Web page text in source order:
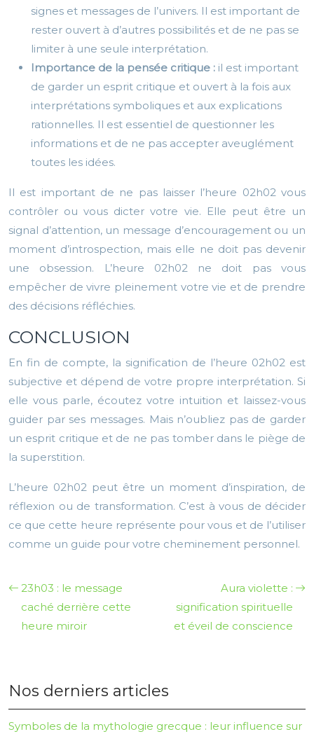
signes et messages de l’univers. Il est important de
rester ouvert à d’autres possibilités et de ne pas se
limiter à une seule interprétation.
Importance de la pensée critique : il est important
de garder un esprit critique et ouvert à la fois aux
interprétations symboliques et aux explications
rationnelles. Il est essentiel de questionner les
informations et de ne pas accepter aveuglément
toutes les idées.
Il est important de ne pas laisser l’heure 02h02 vous
contrôler ou vous dicter votre vie. Elle peut être un
signal d’attention, un message d’encouragement ou un
moment d’introspection, mais elle ne doit pas devenir
une obsession. L’heure 02h02 ne doit pas vous
empêcher de vivre pleinement votre vie et de prendre
des décisions réfléchies.
CONCLUSION
En fin de compte, la signification de l’heure 02h02 est
subjective et dépend de votre propre interprétation. Si
elle vous parle, écoutez votre intuition et laissez-vous
guider par ses messages. Mais n’oubliez pas de garder
un esprit critique et de ne pas tomber dans le piège de
la superstition.
L’heure 02h02 peut être un moment d’inspiration, de
réflexion ou de transformation. C’est à vous de décider
ce que cette heure représente pour vous et de l’utiliser
comme un guide pour votre cheminement personnel.
23h03 : le message
caché derrière cette
heure miroir
Aura violette :
signification spirituelle
et éveil de conscience
Nos derniers articles
Symboles de la mythologie grecque : leur influence sur